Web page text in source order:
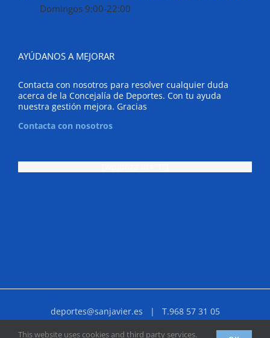
Domingos 9:00-22:00
AYÚDANOS A MEJORAR
Contacta con nosotros para resolver cualquier duda
acerca de la Concejalía de Deportes. Con tu ayuda
nuestra gestión mejora. Gracias
Contacta con nosotros
deportes@sanjavier.es | T.968 57 31 05
Facebook
X YouTubeInstagram
Correo
This website uses cookies and third party services.